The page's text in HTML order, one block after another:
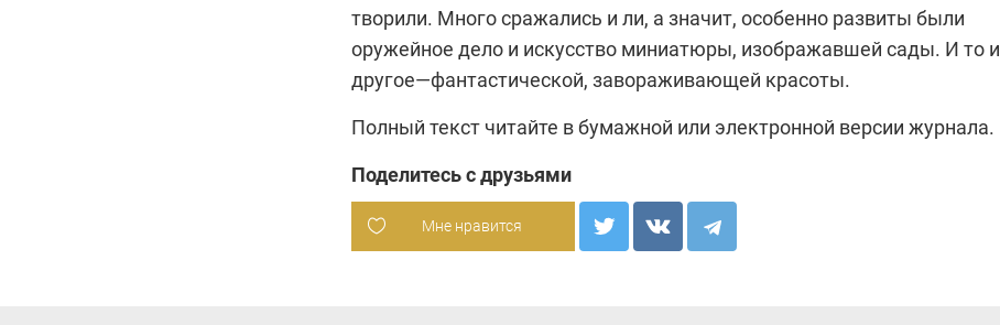
творили. Много сражались и ли, а значит, особенно развиты были
оружейное дело и искусство миниатюры, изображавшей сады. И то и
другое—фантастической, завораживающей красоты.
Полный текст читайте в бумажной или электронной версии журнала.
Поделитесь с друзьями
Мне нравится